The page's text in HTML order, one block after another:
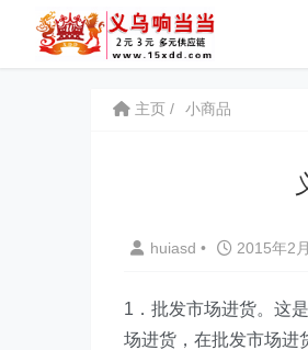
主页 小商品
huiasd • 2015年2
1．批发市场进货。这
场进货，在批发市场进